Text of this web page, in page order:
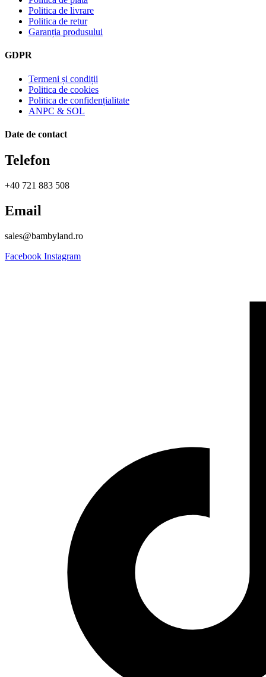
Politica de livrare
Politica de retur
Garanția produsului
GDPR
Termeni și condiții
Politica de cookies
Politica de confidențialitate
ANPC & SOL
Date de contact
Telefon
+40 721 883 508
Email
sales@bambyland.ro​
Facebook Instagram